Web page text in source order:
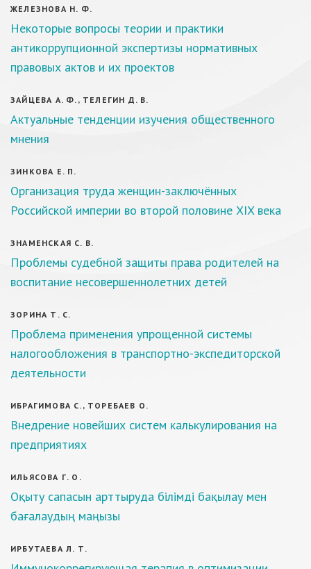
ЖЕЛЕЗНОВА Н. Ф.
Некоторые вопросы теории и практики
антикоррупционной экспертизы нормативных
правовых актов и их проектов
ЗАЙЦЕВА А. Ф., ТЕЛЕГИН Д. В.
Актуальные тенденции изучения общественного
мнения
ЗИНКОВА Е. П.
Организация труда женщин-заключённых
Российской империи во второй половине XIX века
ЗНАМЕНСКАЯ С. В.
Проблемы судебной защиты права родителей на
воспитание несовершеннолетних детей
ЗОРИНА Т. С.
Проблема применения упрощенной системы
налогообложения в транспортно-экспедиторской
деятельности
ИБРАГИМОВА С., ТОРЕБАЕВ О.
Внедрение новейших систем калькулирования на
предприятиях
ИЛЬЯСОВА Г. О.
Оқыту сапасын арттыруда білімді бақылау мен
бағалаудың маңызы
ИРБУТАЕВА Л. Т.